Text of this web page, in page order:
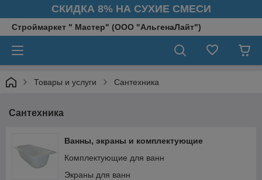
СКИДКА 8% НА СУХИЕ СМЕСИ
Строймаркет " Мастер" (ООО "АльгенаЛайт")
Товары и услуги Сантехника
Сантехника
Ванны, экраны и комплектующие
Комплектующие для ванн
Экраны для ванн